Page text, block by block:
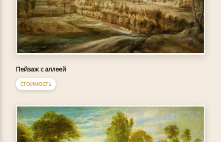
Пейзаж с аллеей
СТОИМОСТЬ